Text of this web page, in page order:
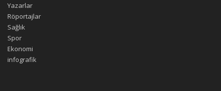
Yazarlar
Röportajlar
Sağlık
Spor
Ekonomi
infografik